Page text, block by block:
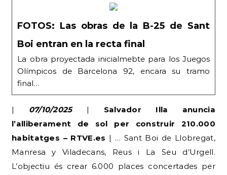
FOTOS: Las obras de la B-25 de Sant
Boi entran en la recta final
La obra proyectada inicialmebte para los Juegos
Olímpicos de Barcelona 92, encara su tramo
final…
| 07/10/2025| Salvador Illa anuncia
l’alliberament de sol per construir 210.000
habitatges – RTVE.es | … Sant Boi de Llobregat,
Manresa y Viladecans, Reus i La Seu d’Urgell.
L’objectiu és crear 6.000 places concertades per